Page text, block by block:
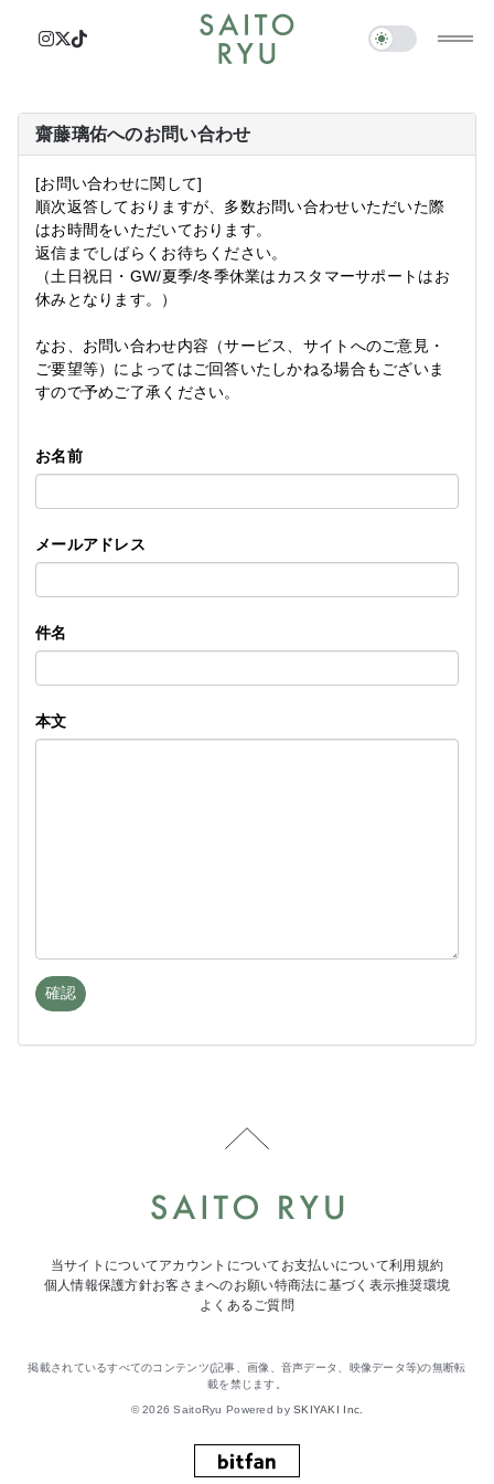
齋藤璃佑へのお問い合わせ
[お問い合わせに関して]
順次返答しておりますが、多数お問い合わせいただいた際
はお時間をいただいております。
返信までしばらくお待ちください。
（土日祝日・GW/夏季/冬季休業はカスタマーサポートはお
休みとなります。）
なお、お問い合わせ内容（サービス、サイトへのご意見・
ご要望等）によってはご回答いたしかねる場合もございま
すので予めご了承ください。
お名前
メールアドレス
件名
本文
当サイトについてアカウントについて お支払いについて利用規約
個人情報保護方針お客さまへのお願い特商法に基づく表示推奨環境
よくあるご質問
掲載されているすべてのコンテンツ(記事、画像、音声データ、映像データ等)の無断転
載を禁じます。
© 2026 SaitoRyu Powered bySKIYAKI Inc.